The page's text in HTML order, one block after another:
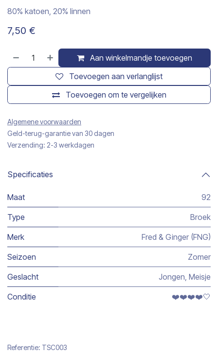
80% katoen, 20% linnen
7,50 €
Aan winkelmandje toevoegen
Toevoegen om te vergelijken
Toevoegen aan verlanglijst
Algemene voorwaarden
Geld-terug-garantie van 30 dagen
Verzending: 2-3 werkdagen
Specificaties
Maat 92
Type Broek
Merk Fred & Ginger (FNG)
Seizoen Zomer
Geslacht Jongen Meisje
Conditie ❤️❤️❤️❤️🤍
Referentie: TSC003